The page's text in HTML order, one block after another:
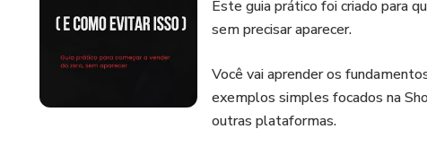
Este guia prático foi criado para
sem precisar aparecer.
Você vai aprender os
exemplos simples focados na
outras plataformas.